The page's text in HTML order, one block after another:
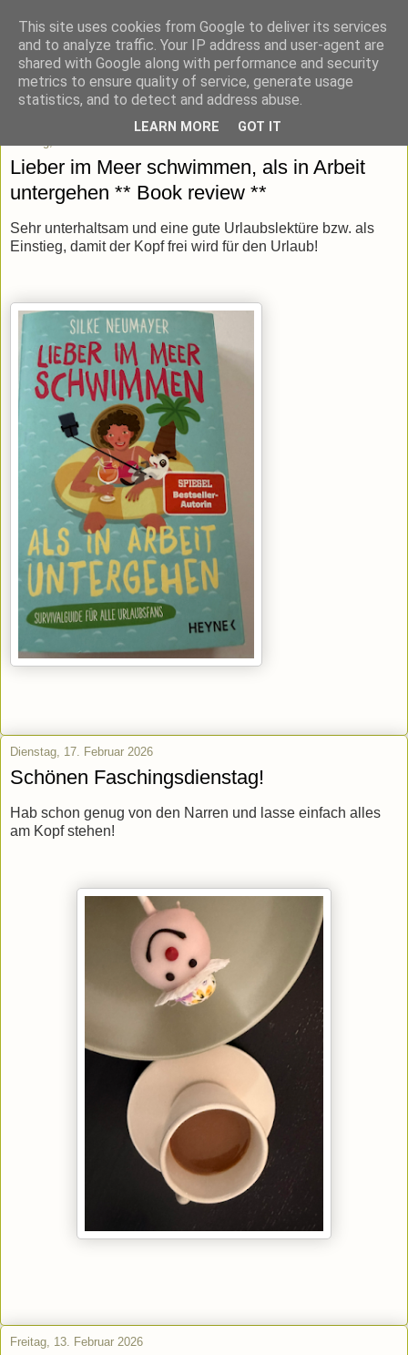
blick-punkt[e..]
Momentaufnahmen von unterwegs & daheim.
Lieber im Meer schwimmen, als in Arbeit
untergehen ** Book review **
Sehr unterhaltsam und eine gute Urlaubslektüre bzw. als
Einstieg, damit der Kopf frei wird für den Urlaub!
Dienstag, 17. Februar 2026
Schönen Faschingsdienstag!
Hab schon genug von den Narren und lasse einfach alles
am Kopf stehen!
Freitag, 13. Februar 2026
This site uses cookies from Google to deliver its services
and to analyze traffic. Your IP address and user-agent are
shared with Google along with performance and security
metrics to ensure quality of service, generate usage
statistics, and to detect and address abuse.
LEARN MORE GOT IT